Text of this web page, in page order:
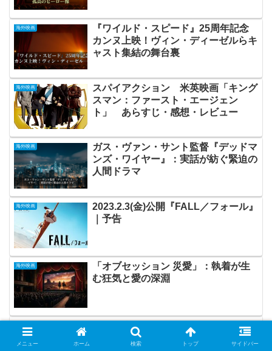
海外映画
『ワイルド・スピード』25周年記念
カンヌ上映！ヴィン・ディーゼルらキ
ャスト集結の舞台裏
海外映画
スパイアクション 米英映画「キング
スマン：ファースト・エージェン
ト」 あらすじ・感想・レビュー
海外映画
ガス・ヴァン・サント監督『デッドマ
ンズ・ワイヤー』：実話が紡ぐ緊迫の
人間ドラマ
海外映画
2023.2.3(金)公開『FALL／フォール』
｜予告
海外映画
「オブセッション 災愛」：執着が生
む狂気と愛の深淵
SF・怪獣パニック アメリカ映画
「クローバーフィール
メニュー ホーム 検索 トップ サイドバー